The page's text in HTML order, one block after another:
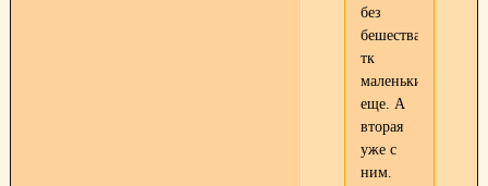
без
бешества,
тк
маленький
еще. А
вторая
уже с
ним.